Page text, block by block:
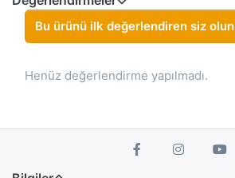
Bu ürünü ilk değerlendiren siz olun
Henüz değerlendirme yapılmadı.